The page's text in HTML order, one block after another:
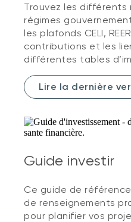
Trouvez les différents
régimes
les plafonds CELI,
contributions et les
différentes tables
Lire la dernière
Guide investir
Ce guide de
de renseignements
pour planifier vos